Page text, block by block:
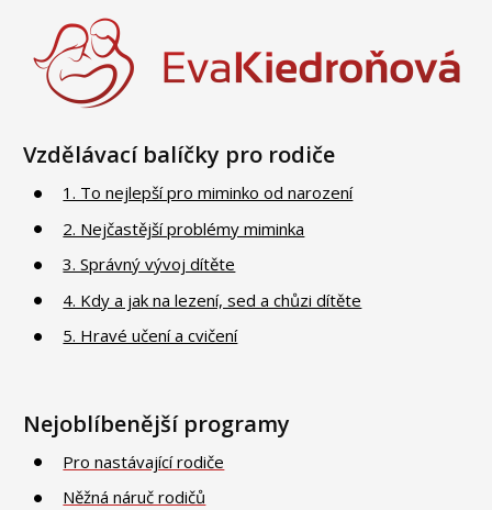
Vzdělávací balíčky pro rodiče
1. To nejlepší pro miminko od narození
2. Nejčastější problémy miminka
3. Správný vývoj dítěte
4. Kdy a jak na lezení, sed a chůzi dítěte
5. Hravé učení a cvičení
Nejoblíbenější programy
Pro nastávající rodiče
Něžná náruč rodičů